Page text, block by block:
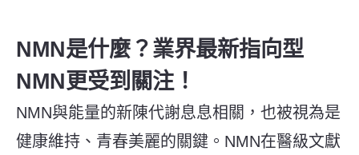
NMN是什麼？業界最新指向型
NMN更受到關注！
NMN與能量的新陳代謝息息相關 ，也被視為是
健康維持、青春美麗的關鍵。 NMN在醫級文獻